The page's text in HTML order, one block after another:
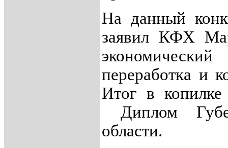
На данный
заявил КФХ
переработка и
Итог в
Диплом
области.